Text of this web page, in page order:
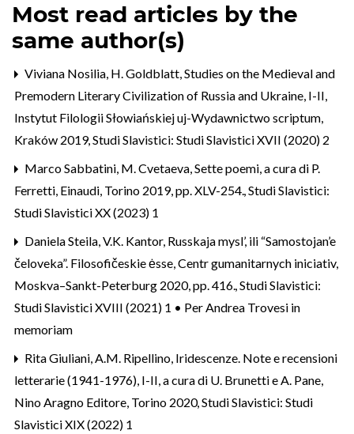
Most read articles by the
same author(s)
Viviana Nosilia, H. Goldblatt, Studies on the Medieval and
Premodern Literary Civilization of Russia and Ukraine, I-II,
Instytut Filologii Słowiańskiej uj-Wydawnictwo scriptum,
Kraków 2019,Studi Slavistici: Studi Slavistici XVII (2020) 2
Marco Sabbatini, M. Cvetaeva, Sette poemi, a cura di P.
Ferretti, Einaudi, Torino 2019, pp. XLV-254.,Studi Slavistici:
Studi Slavistici XX (2023) 1
Daniela Steila,V.K. Kantor, Russkaja mysl’, ili “Samostojan’e
čeloveka”. Filosofičeskie ėsse, Centr gumanitarnych iniciativ,
Moskva–Sankt-Peterburg 2020, pp. 416.,Studi Slavistici:
Studi Slavistici XVIII (2021) 1 • Per Andrea Trovesi in
memoriam
Rita Giuliani,A.M. Ripellino, Iridescenze. Note e recensioni
letterarie (1941-1976), I-II, a cura di U. Brunetti e A. Pane,
Nino Aragno Editore, Torino 2020,Studi Slavistici: Studi
Slavistici XIX (2022) 1